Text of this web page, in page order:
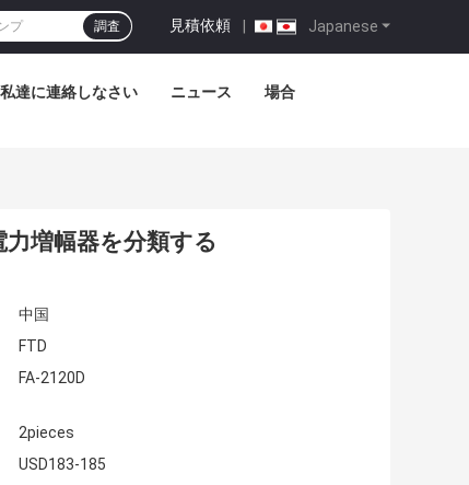
Japanese
見積依頼 |
調査
私達に連絡しなさい ニュース 場合
増幅器を分類する
中国
FTD
FA-2120D
2pieces
USD183-185